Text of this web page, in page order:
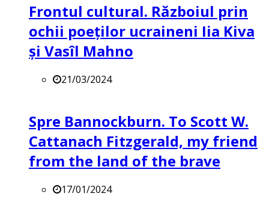
Frontul cultural. Războiul prin
ochii poeților ucraineni Iia Kiva
și Vasîl Mahno
21/03/2024
Spre Bannockburn. To Scott W.
Cattanach Fitzgerald, my friend
from the land of the brave
17/01/2024